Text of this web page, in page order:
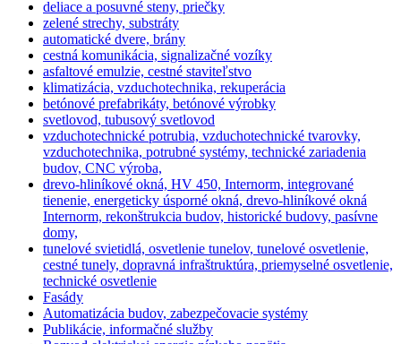
deliace a posuvné steny, priečky
zelené strechy, substráty
automatické dvere, brány
cestná komunikácia, signalizačné vozíky
asfaltové emulzie, cestné staviteľstvo
klimatizácia, vzduchotechnika, rekuperácia
betónové prefabrikáty, betónové výrobky
svetlovod, tubusový svetlovod
vzduchotechnické potrubia, vzduchotechnické tvarovky,
vzduchotechnika, potrubné systémy, technické zariadenia
budov, CNC výroba,
drevo-hliníkové okná, HV 450, Internorm, integrované
tienenie, energeticky úsporné okná, drevo-hliníkové okná
Internorm, rekonštrukcia budov, historické budovy, pasívne
domy,
tunelové svietidlá, osvetlenie tunelov, tunelové osvetlenie,
cestné tunely, dopravná infraštruktúra, priemyselné osvetlenie,
technické osvetlenie
Fasády
Automatizácia budov, zabezpečovacie systémy
Publikácie, informačné služby